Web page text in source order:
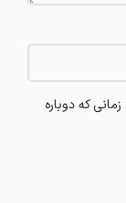
که دوباره